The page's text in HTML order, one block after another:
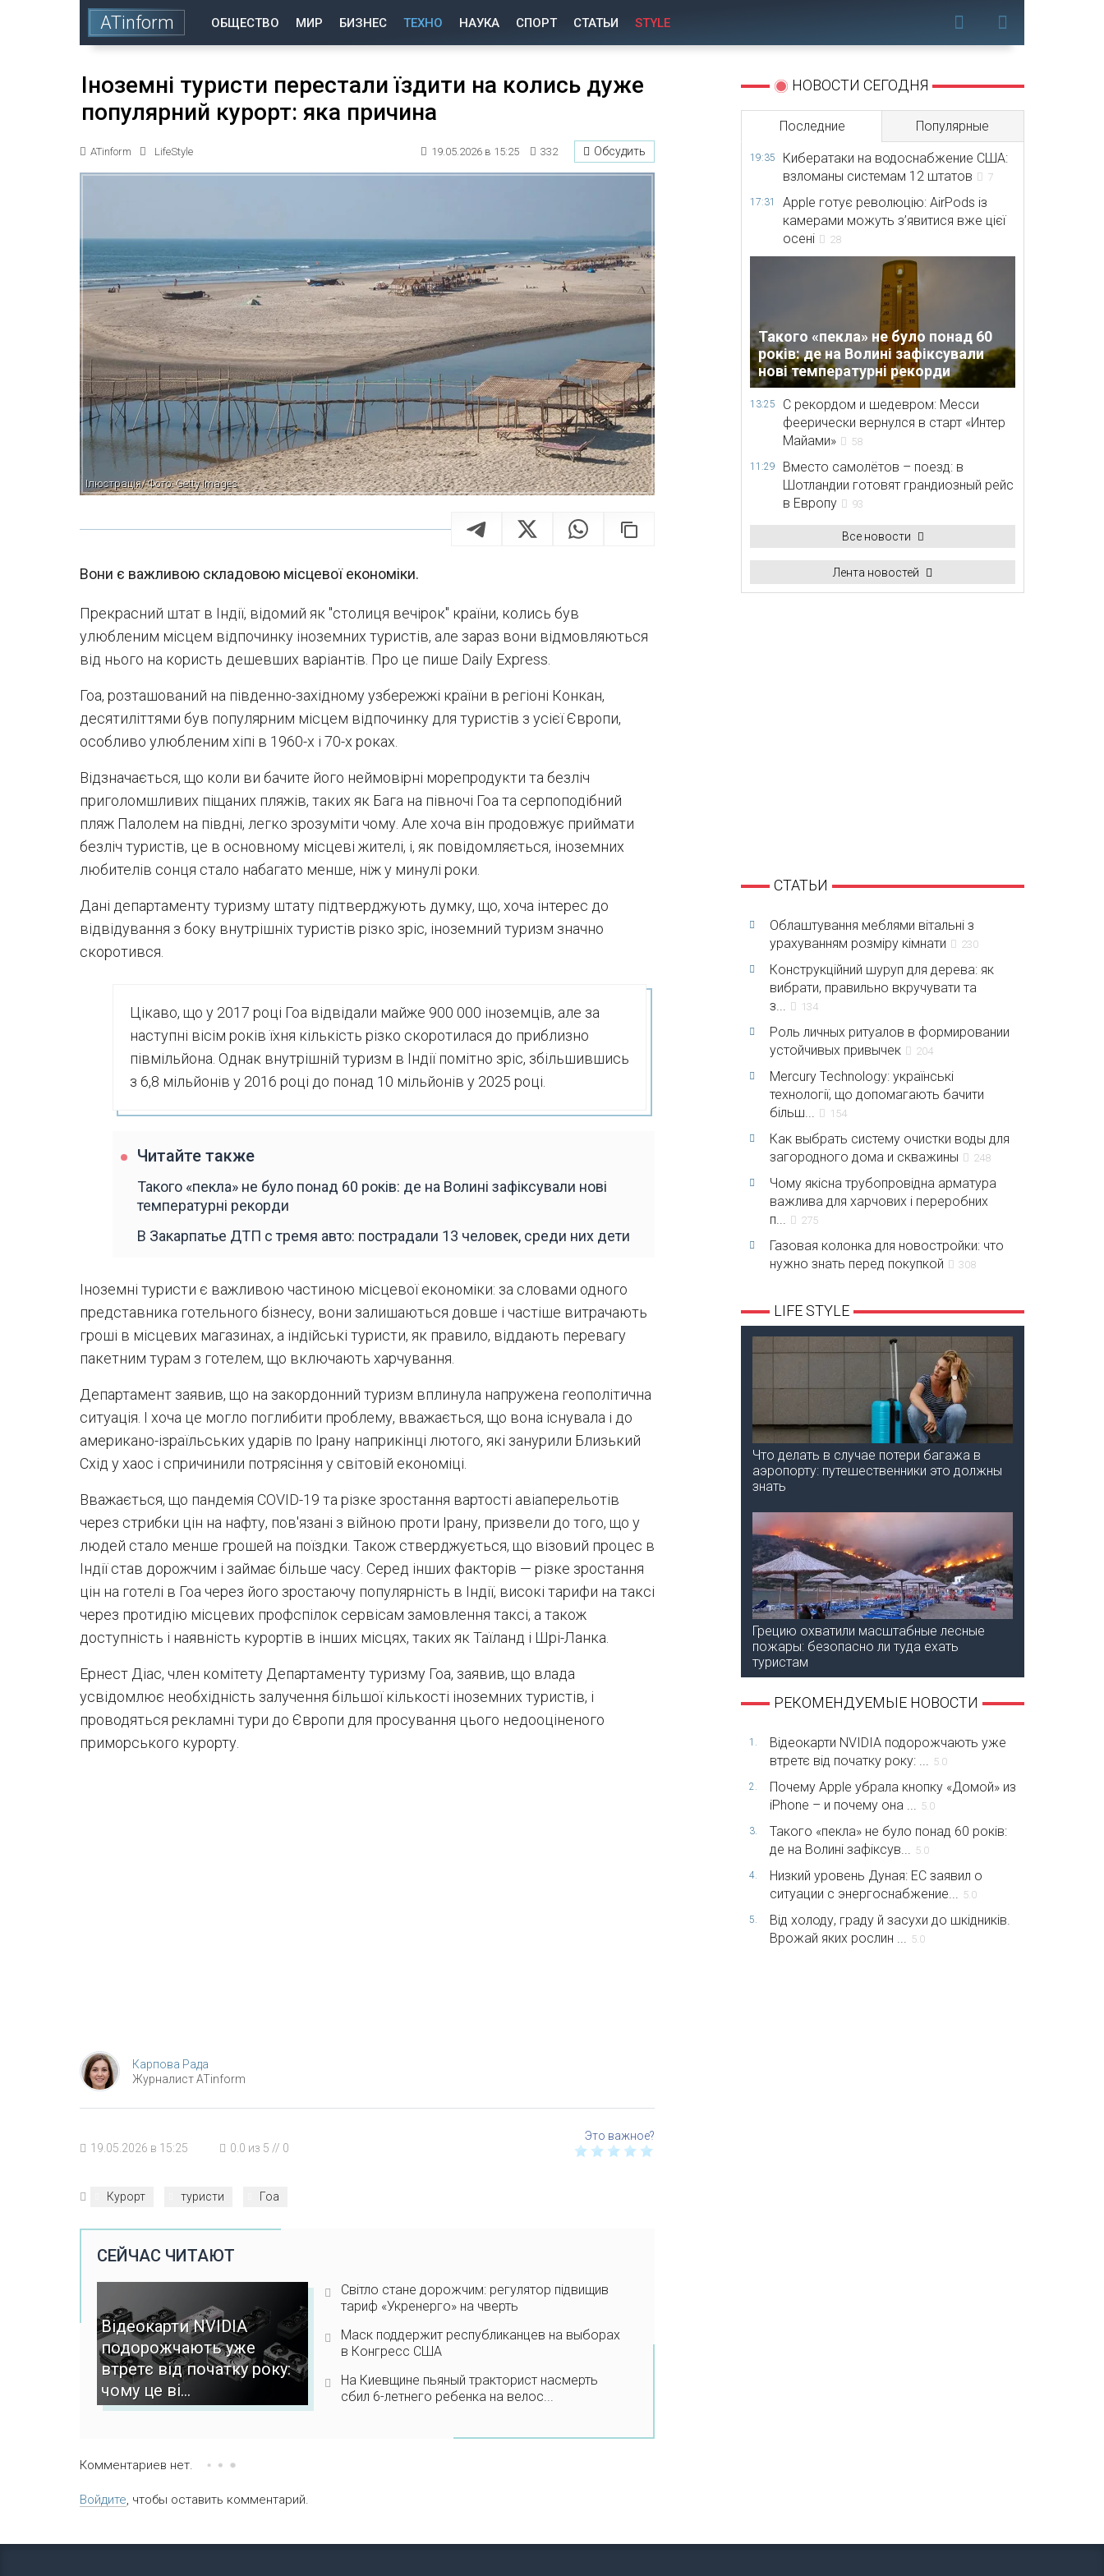
ATinform ОБЩЕСТВО МИР БИЗНЕС ТЕХНО НАУКА СПОРТ СТАТЬИ STYLE
Іноземні туристи перестали їздити на колись дуже
популярний курорт: яка причина
ATinform LifeStyle 19.05.2026 в 15:25 332 Обсудить
Ілюстрація/ Фото: Getty Images
Вони є важливою складовою місцевої економіки.
Прекрасний штат в Індії, відомий як "столиця вечірок" країни, колись був
улюбленим місцем відпочинку іноземних туристів, але зараз вони відмовляються
від нього на користь дешевших варіантів. Про це пише Daily Express.
Гоа, розташований на південно-західному узбережжі країни в регіоні Конкан,
десятиліттями був популярним місцем відпочинку для туристів з усієї Європи,
особливо улюбленим хіпі в 1960-х і 70-х роках.
Відзначається, що коли ви бачите його неймовірні морепродукти та безліч
приголомшливих піщаних пляжів, таких як Бага на півночі Гоа та серпоподібний
пляж Палолем на півдні, легко зрозуміти чому. Але хоча він продовжує приймати
безліч туристів, це в основному місцеві жителі, і, як повідомляється, іноземних
любителів сонця стало набагато менше, ніж у минулі роки.
Дані департаменту туризму штату підтверджують думку, що, хоча інтерес до
відвідування з боку внутрішніх туристів різко зріс, іноземний туризм значно
скоротився.
Цікаво, що у 2017 році Гоа відвідали майже 900 000 іноземців, але за
наступні вісім років їхня кількість різко скоротилася до приблизно
півмільйона. Однак внутрішній туризм в Індії помітно зріс, збільшившись
з 6,8 мільйонів у 2016 році до понад 10 мільйонів у 2025 році.
Читайте также
Такого «пекла» не було понад 60 років: де на Волині зафіксували нові
температурні рекорди
В Закарпатье ДТП с тремя авто: пострадали 13 человек, среди них дети
Іноземні туристи є важливою частиною місцевої економіки: за словами одного
представника готельного бізнесу, вони залишаються довше і частіше витрачають
гроші в місцевих магазинах, а індійські туристи, як правило, віддають перевагу
пакетним турам з готелем, що включають харчування.
Департамент заявив, що на закордонний туризм вплинула напружена геополітична
ситуація. І хоча це могло поглибити проблему, вважається, що вона існувала і до
американо-ізраїльських ударів по Ірану наприкінці лютого, які занурили Близький
Схід у хаос і спричинили потрясіння у світовій економіці.
Вважається, що пандемія COVID-19 та різке зростання вартості авіаперельотів
через стрибки цін на нафту, пов'язані з війною проти Ірану, призвели до того, що у
людей стало менше грошей на поїздки. Також стверджується, що візовий процес в
Індії став дорожчим і займає більше часу. Серед інших факторів — різке зростання
цін на готелі в Гоа через його зростаючу популярність в Індії, високі тарифи на таксі
через протидію місцевих профспілок сервісам замовлення таксі, а також
доступність і наявність курортів в інших місцях, таких як Таїланд і Шрі-Ланка.
Ернест Діас, член комітету Департаменту туризму Гоа, заявив, що влада
усвідомлює необхідність залучення більшої кількості іноземних туристів, і
проводяться рекламні тури до Європи для просування цього недооціненого
приморського курорту.
Карпова Рада
Журналист ATinform
19.05.2026 в 15:25 0.0 из 5 // 0
Курорт туристи Гоа
СЕЙЧАС ЧИТАЮТ
Відеокарти NVIDIA
подорожчають уже
втретє від початку року:
чому це ві...
Світло стане дорожчим: регулятор підвищив
тариф «Укренерго» на чверть
Маск поддержит республиканцев на выборах
в Конгресс США
На Киевщине пьяный тракторист насмерть
сбил 6-летнего ребенка на велос...
Комментариев нет.
Войдите, чтобы оставить комментарий.
НОВОСТИ СЕГОДНЯ
Последние Популярные
19:35
Кибератаки на водоснабжение США:
взломаны системам 12 штатов
7
17:31
Apple готує революцію: AirPods із
камерами можуть з’явитися вже цієї
осені
28
Такого «пекла» не було понад 60
років: де на Волині зафіксували
нові температурні рекорди
13:25
С рекордом и шедевром: Месси
феерически вернулся в старт «Интер
Майами»
58
11:29
Вместо самолётов – поезд: в
Шотландии готовят грандиозный рейс
в Европу
93
Все новости
Лента новостей
СТАТЬИ
Облаштування меблями вітальні з
урахуванням розміру кімнати
230
Конструкційний шуруп для дерева: як
вибрати, правильно вкручувати та
з...
134
Роль личных ритуалов в формировании
устойчивых привычек
204
Mercury Technology: українські
технології, що допомагають бачити
більш...
154
Как выбрать систему очистки воды для
загородного дома и скважины
248
Чому якісна трубопровідна арматура
важлива для харчових і переробних
п...
275
Газовая колонка для новостройки: что
нужно знать перед покупкой
308
LIFE STYLE
Что делать в случае потери багажа в
аэропорту: путешественники это должны
знать
Грецию охватили масштабные лесные
пожары: безопасно ли туда ехать
туристам
РЕКОМЕНДУЕМЫЕ НОВОСТИ
1.
Відеокарти NVIDIA подорожчають уже
втретє від початку року: ...
5.0
2.
Почему Apple убрала кнопку «Домой» из
iPhone – и почему она ...
5.0
3.
Такого «пекла» не було понад 60 років:
де на Волині зафіксув...
5.0
4.
Низкий уровень Дуная: ЕС заявил о
ситуации с энергоснабжение...
5.0
5.
Від холоду, граду й засухи до шкідників.
Врожай яких рослин ...
5.0